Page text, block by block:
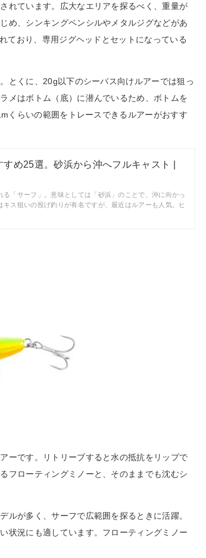
れています。広大なエリアを探るべく、重量が
め、シンキングペンシルやメタルジグなどがあ
ており、専用ジグヘッドとセットになっている
とくに、20g以下のシーバス向けルアーでは狙っ
メはボトム（底）に潜んでいるため、ボトムを
くらいの範囲をトレースできるルアーがおすす
め25選。砂浜から沖へフルキャスト |
「サーフ」。意味としては「砂浜」のことで、沖に向かっ
ス狙いの投げ釣りが有名ですが、最近はルアーも人気。ヒ
ーです。リトリーブすると水の抵抗をリップで
フローティングミノーと、そのままでも沈むシ
ルが多く、サーフで広範囲を探るときに活躍。
状況にも適しています。フローティングミノー